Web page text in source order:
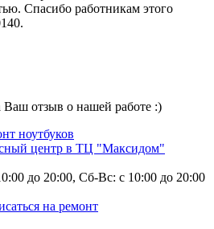
Спасибо работникам этого
отзыв о нашей работе :)
ноутбуков
центр в ТЦ "Максидом"
до 20:00, Сб-Вс: с 10:00 до 20:00
на ремонт